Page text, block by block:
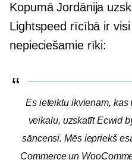
Kopumā Jordānija
Lightspeed rīcībā ir
nepieciešamie rīki:
Es ieteiktu ikvienam,
veikalu, uzskatīt Ecwid
sāncensi. Mēs iepriekš
Commerce un